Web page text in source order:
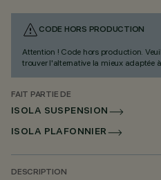
CODE HORS PRODUCTION
Attention ! Code hors production.
trouver l'alternative la mieux adaptée
FAIT PARTIE DE
ISOLA SUSPENSION
ISOLA PLAFONNIER
DESCRIPTION